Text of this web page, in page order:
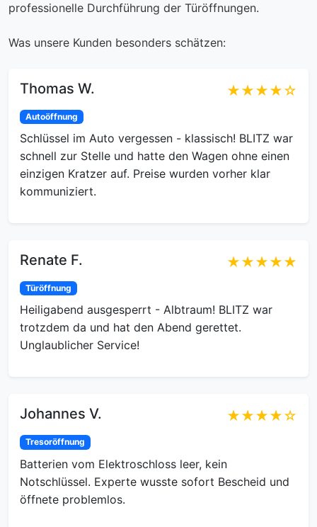
professionelle Durchführung der Türöffnungen.
Was unsere Kunden besonders schätzen:
Thomas W. ★★★★☆
Autoöffnung
Schlüssel im Auto vergessen - klassisch! BLITZ war
schnell zur Stelle und hatte den Wagen ohne einen
einzigen Kratzer auf. Preise wurden vorher klar
kommuniziert.
Renate F. ★★★★★
Türöffnung
Heiligabend ausgesperrt - Albtraum! BLITZ war
trotzdem da und hat den Abend gerettet.
Unglaublicher Service!
Johannes V. ★★★★☆
Tresoröffnung
Batterien vom Elektroschloss leer, kein
Notschlüssel. Experte wusste sofort Bescheid und
öffnete problemlos.